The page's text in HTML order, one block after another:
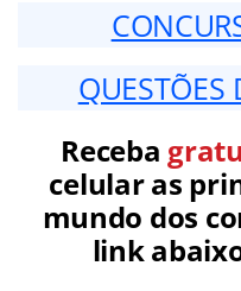
QUESTÕES
Receba
celular as
mundo dos
link